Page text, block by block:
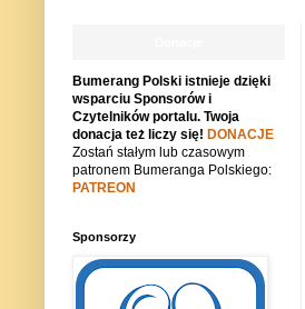
Bumerang Polski istnieje dzięki
wsparciu Sponsorów i
Czytelników portalu. Twoja
donacja też liczy się! DONACJE
Zostań stałym lub czasowym
patronem Bumeranga Polskiego:
PATREON
Sponsorzy